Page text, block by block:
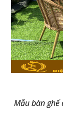
Mẫu bàn ghế